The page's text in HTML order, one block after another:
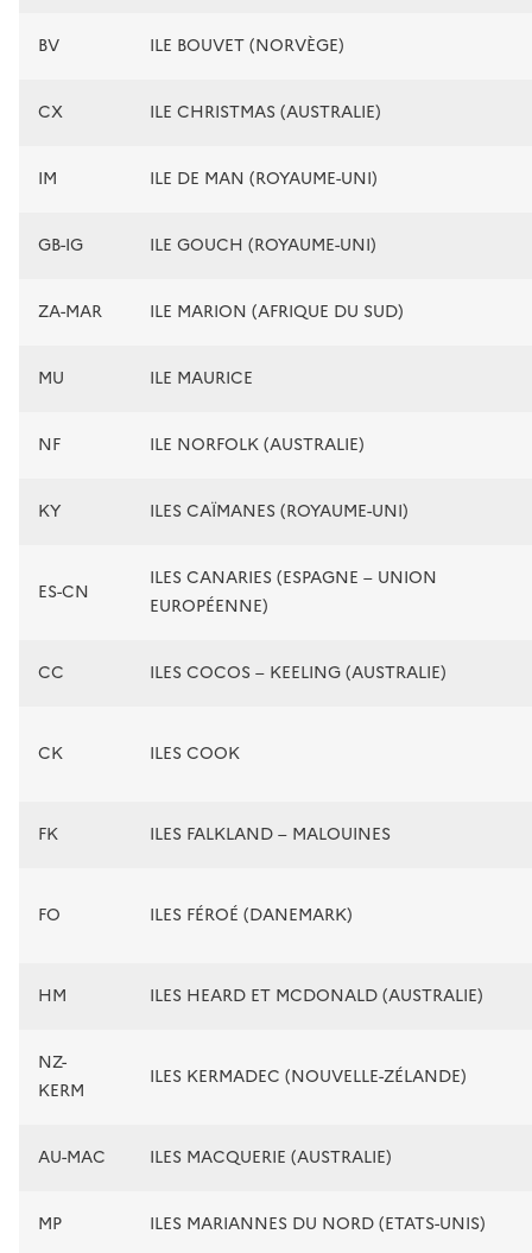
BV ILE BOUVET (NORVÈGE)
CX ILE CHRISTMAS (AUSTRALIE)
IM ILE DE MAN (ROYAUME-UNI)
GB-IG ILE GOUCH (ROYAUME-UNI)
ZA-MAR ILE MARION (AFRIQUE DU SUD)
MU ILE MAURICE
NF ILE NORFOLK (AUSTRALIE)
KY ILES CAÏMANES (ROYAUME-UNI)
ES-CN
ILES CANARIES (ESPAGNE – UNION
EUROPÉENNE)
CC ILES COCOS – KEELING (AUSTRALIE)
CK ILES COOK
FK ILES FALKLAND – MALOUINES
FO ILES FÉROÉ (DANEMARK)
HM ILES HEARD ET MCDONALD (AUSTRALIE)
NZ-
KERM
ILES KERMADEC (NOUVELLE-ZÉLANDE)
AU-MAC ILES MACQUERIE (AUSTRALIE)
MP ILES MARIANNES DU NORD (ETATS-UNIS)